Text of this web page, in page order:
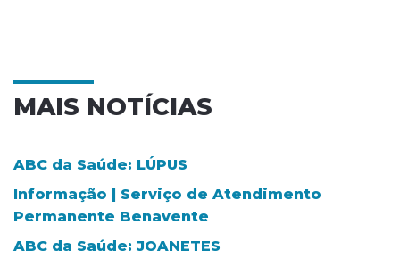
MAIS NOTÍCIAS
ABC da Saúde: LÚPUS
Informação | Serviço de Atendimento
Permanente Benavente
ABC da Saúde: JOANETES